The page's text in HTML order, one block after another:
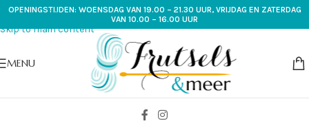
Skip to navigation
Skip to main content
OPENINGSTIJDEN: WOENSDAG VAN 19.00 – 21.30 UUR, VRIJDAG EN ZATERDAG
VAN 10.00 – 16.00 UUR
MENU